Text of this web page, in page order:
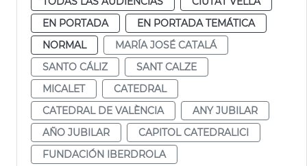
EN PORTADA
EN PORTADA TEMÁTICA
NORMAL
MARÍA JOSÉ CATALÁ
SANTO CÁLIZ
SANT CALZE
MICALET
CATEDRAL
CATEDRAL DE VALÈNCIA
ANY JUBILAR
AÑO JUBILAR
CAPITOL CATEDRALICI
FUNDACIÓN IBERDROLA